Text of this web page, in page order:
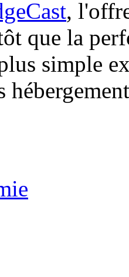
,
que la
simple